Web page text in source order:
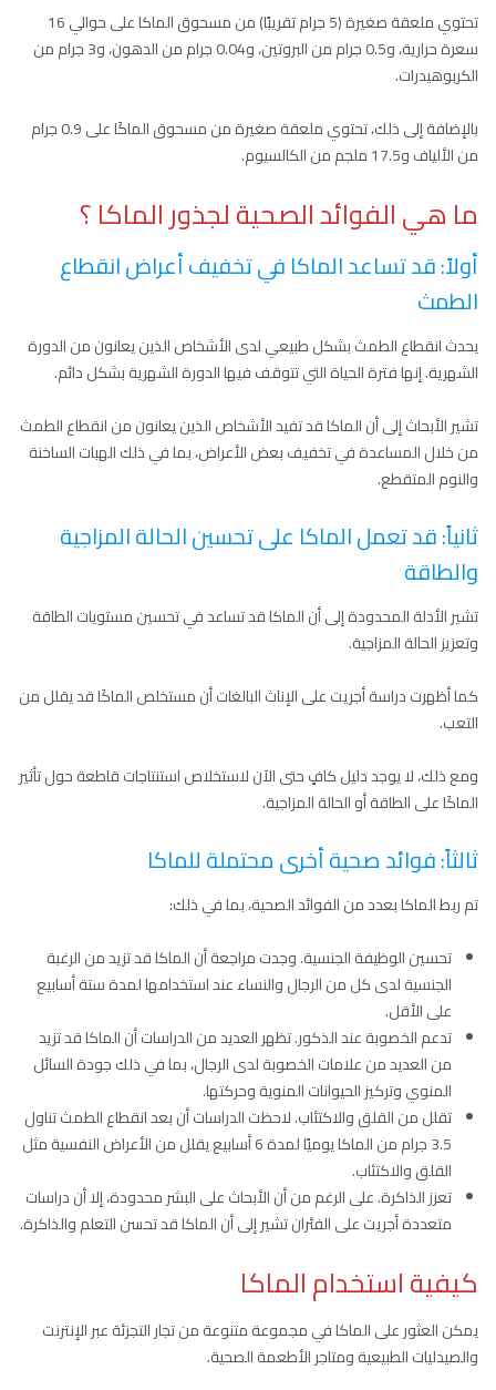
تحتوي ملعقة صغيرة (5 جرام تقريبًا) من مسحوق الماكا على حوالي 16
سعرة حرارية، و0.5 جرام من البروتين، و0.04 جرام من الدهون، و3 جرام من
الكربوهيدرات.
بالإضافة إلى ذلك، تحتوي ملعقة صغيرة من مسحوق الماكَا على 0.9 جرام
من الألياف و17.5 ملجم من الكالسيوم.
ما هي الفوائد الصحية لجذور الماكا ؟
أولاً: قد تساعد الماكا في تخفيف أعراض انقطاع
الطمث
يحدث انقطاع الطمث بشكل طبيعي لدى الأشخاص الذين يعانون من الدورة
الشهرية. إنها فترة الحياة التي تتوقف فيها الدورة الشهرية بشكل دائم.
تشير الأبحاث إلى أن الماكا قد تفيد الأشخاص الذين يعانون من انقطاع الطمث
من خلال المساعدة في تخفيف بعض الأعراض، بما في ذلك الهبات الساخنة
والنوم المتقطع.
ثانياً: قد تعمل الماكا على تحسين الحالة المزاجية
والطاقة
تشير الأدلة المحدودة إلى أن الماكا قد تساعد في تحسين مستويات الطاقة
وتعزيز الحالة المزاجية.
كما أظهرت دراسة أجريت على الإناث البالغات أن مستخلص الماكَا قد يقلل من
التعب.
ومع ذلك، لا يوجد دليل كافٍ حتى الآن لاستخلاص استنتاجات قاطعة حول تأثير
الماكَا على الطاقة أو الحالة المزاجية.
ثالثاً: فوائد صحية أخرى محتملة للماكا
تم ربط الماكا بعدد من الفوائد الصحية، بما في ذلك:
تحسين الوظيفة الجنسية. وجدت مراجعة أن الماكا قد تزيد من الرغبة
الجنسية لدى كل من الرجال والنساء عند استخدامها لمدة ستة أسابيع
على الأقل.
تدعم الخصوبة عند الذكور. تظهر العديد من الدراسات أن الماكا قد تزيد
من العديد من علامات الخصوبة لدى الرجال، بما في ذلك جودة السائل
المنوي وتركيز الحيوانات المنوية وحركتها.
تقلل من القلق والاكتئاب. لاحظت الدراسات أن بعد انقطاع الطمث تناول
3.5 جرام من الماكا يوميًا لمدة 6 أسابيع يقلل من الأعراض النفسية مثل
القلق والاكتئاب.
تعزز الذاكرة. على الرغم من أن الأبحاث على البشر محدودة، إلا أن دراسات
متعددة أجريت على الفئران تشير إلى أن الماكا قد تحسن التعلم والذاكرة.
كيفية استخدام الماكا
يمكن العثور على الماكا في مجموعة متنوعة من تجار التجزئة عبر الإنترنت
والصيدليات الطبيعية ومتاجر الأطعمة الصحية.